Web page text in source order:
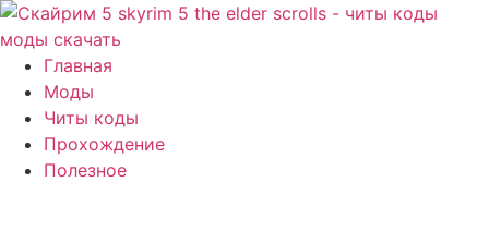
Перейти
к
содержимому
Главная
Моды
Читы коды
Прохождение
Полезное